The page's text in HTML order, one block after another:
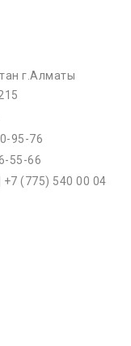
г.Алматы
95-76
55-66
(775) 540 00 04